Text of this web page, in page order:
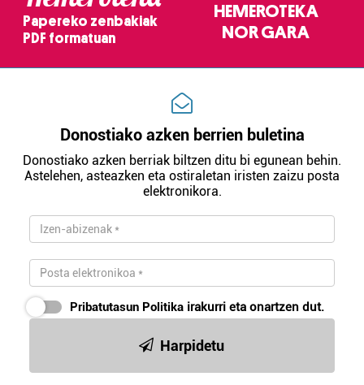
Papereko zenbakiak
PDF formatuan
HEMEROTEKA
NOR GARA
Donostiako azken berrien buletina
Donostiako azken berriak biltzen ditu bi egunean behin.
Astelehen, asteazken eta ostiraletan iristen zaizu posta
elektronikora.
Pribatutasun Politika irakurri eta onartzen dut.
Harpidetu